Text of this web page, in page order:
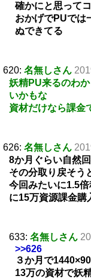
確かにと思って
おかげでPUでは
ぬできてる
620: 名無しさん
妖精PU来るのわ
いかもな
資材だけなら課金
626: 名無しさん
8か月ぐらい自然
その分取り戻そう
今回みたいに1.5
に15万資源課金購
633: 名無しさん
>>626
３か月で
13万の資材で妖